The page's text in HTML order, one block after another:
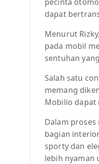
dapat
Menurut
pada mobil
sentuhan
Salah satu
memang
Mobilio dapat
Dalam
bagian
sporty dan
lebih nyaman